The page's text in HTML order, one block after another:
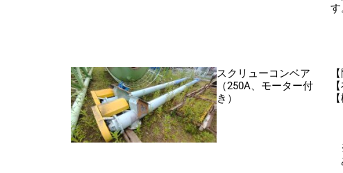
す
スクリューコンベア
（250A、モーター付
き）